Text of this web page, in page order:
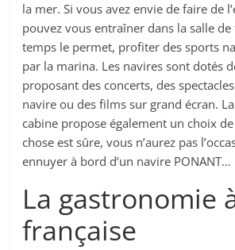
la mer. Si vous avez envie de faire de
pouvez vous entraîner dans la salle
temps le permet, profiter des sports
par la marina. Les navires sont dotés
proposant des concerts, des
navire ou des films sur grand écran.
cabine propose également un choix
chose est sûre, vous n’aurez pas
ennuyer à bord d’un navire PONANT…
La gastronomie
française